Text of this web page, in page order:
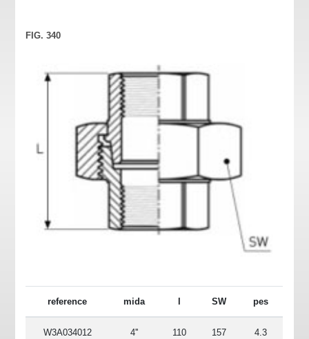
FIG. 340
reference mida SW pes
W3A034012 4'' 110 157 4.3